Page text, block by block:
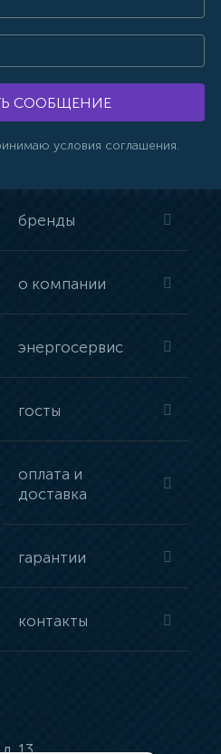
СООБЩЕНИЕ
условия соглашения.
бренды
о компании
энергосервис
госты
оплата и
доставка
гарантии
контакты
13